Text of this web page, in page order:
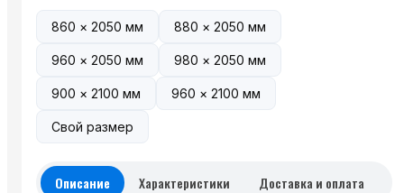
860 × 2050 мм 880 × 2050 мм
960 × 2050 мм 980 × 2050 мм
900 × 2100 мм 960 × 2100 мм
Свой размер
Описание Характеристики Доставка и оплата